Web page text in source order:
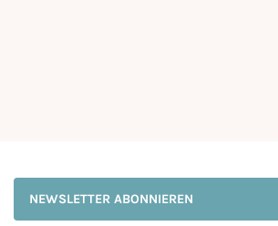
NEWSLETTER ABONNIEREN